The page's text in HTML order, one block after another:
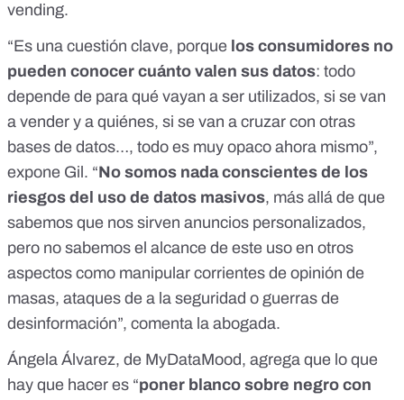
vending.
“Es una cuestión clave, porque los consumidores no
pueden conocer cuánto valen sus datos: todo
depende de para qué vayan a ser utilizados, si se van
a vender y a quiénes, si se van a cruzar con otras
bases de datos…, todo es muy opaco ahora mismo”,
expone Gil. “No somos nada conscientes de los
riesgos del uso de datos masivos, más allá de que
sabemos que nos sirven anuncios personalizados,
pero no sabemos el alcance de este uso en otros
aspectos como manipular corrientes de opinión de
masas, ataques de a la seguridad o guerras de
desinformación”, comenta la abogada.
Ángela Álvarez, de MyDataMood, agrega que lo que
hay que hacer es “poner blanco sobre negro con